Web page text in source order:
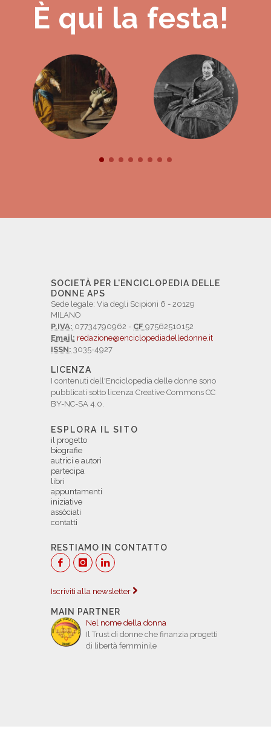
È qui la festa!
SOCIETÀ PER L'ENCICLOPEDIA DELLE
DONNE APS
Sede legale: Via degli Scipioni 6 - 20129
MILANO
P.IVA: 07734790962 - CF 97562510152
Email: redazione@enciclopediadelledonne.it
ISSN: 3035-4927
LICENZA
I contenuti dell'Enciclopedia delle donne sono
pubblicati sotto licenza Creative Commons CC
BY-NC-SA 4.0.
ESPLORA IL SITO
il progetto
biografie
autrici e autori
partecipa
libri
appuntamenti
iniziative
assòciati
contatti
RESTIAMO IN CONTATTO
Iscriviti alla newsletter
MAIN PARTNER
Nel nome della donna
Il Trust di donne che finanzia progetti
di libertà femminile